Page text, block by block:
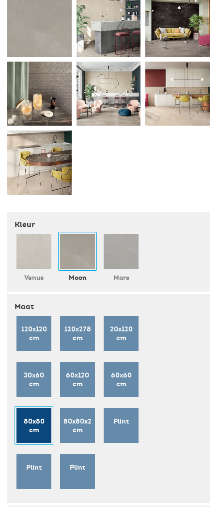
Kleur
Venus Moon Mars
Maat
120x120
cm
120x278
cm
20x120
cm
30x60
cm
60x120
cm
60x60
cm
80x80
cm
80x80x2
cm
Plint
Plint Plint